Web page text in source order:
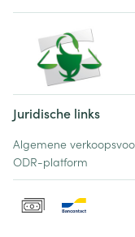
Juridische links
Algemene
ODR-platform